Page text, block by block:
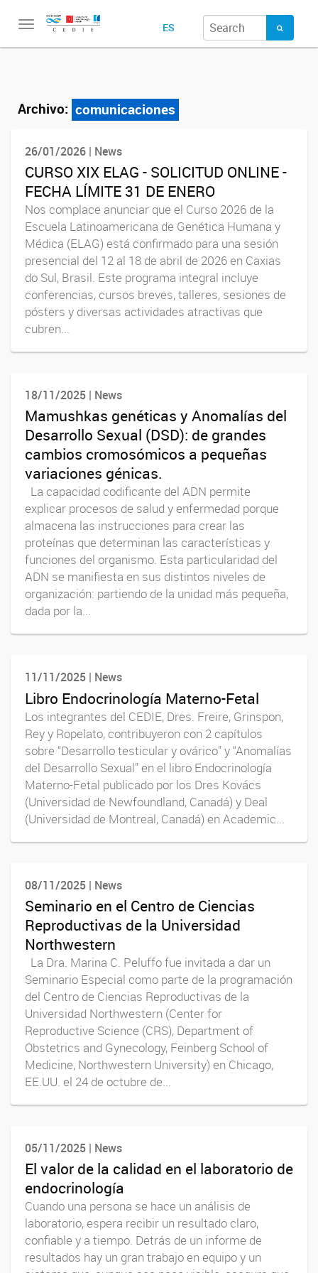
Toggle
ES
Archivo: comunicaciones
26/01/2026 | News
CURSO XIX ELAG - SOLICITUD ONLINE -
FECHA LÍMITE 31 DE ENERO
Nos complace anunciar que el Curso 2026 de la
Escuela Latinoamericana de Genética Humana y
Médica (ELAG) está confirmado para una sesión
presencial del 12 al 18 de abril de 2026 en Caxias
do Sul, Brasil. Este programa integral incluye
conferencias, cursos breves, talleres, sesiones de
pósters y diversas actividades atractivas que
cubren...
18/11/2025 | News
Mamushkas genéticas y Anomalías del
Desarrollo Sexual (DSD): de grandes
cambios cromosómicos a pequeñas
variaciones génicas.
La capacidad codificante del ADN permite
explicar procesos de salud y enfermedad porque
almacena las instrucciones para crear las
proteínas que determinan las características y
funciones del organismo. Esta particularidad del
ADN se manifiesta en sus distintos niveles de
organización: partiendo de la unidad más pequeña,
dada por la...
11/11/2025 | News
Libro Endocrinología Materno-Fetal
Los integrantes del CEDIE, Dres. Freire, Grinspon,
Rey y Ropelato, contribuyeron con 2 capítulos
sobre “Desarrollo testicular y ovárico” y “Anomalías
del Desarrollo Sexual” en el libro Endocrinología
Materno-Fetal publicado por los Dres Kovács
(Universidad de Newfoundland, Canadá) y Deal
(Universidad de Montreal, Canadá) en Academic...
08/11/2025 | News
Seminario en el Centro de Ciencias
Reproductivas de la Universidad
Northwestern
La Dra. Marina C. Peluffo fue invitada a dar un
Seminario Especial como parte de la programación
del Centro de Ciencias Reproductivas de la
Universidad Northwestern (Center for
Reproductive Science (CRS), Department of
Obstetrics and Gynecology, Feinberg School of
Medicine, Northwestern University) en Chicago,
EE.UU. el 24 de octubre de...
05/11/2025 | News
El valor de la calidad en el laboratorio de
endocrinología
Cuando una persona se hace un análisis de
laboratorio, espera recibir un resultado claro,
confiable y a tiempo. Detrás de un informe de
resultados hay un gran trabajo en equipo y un